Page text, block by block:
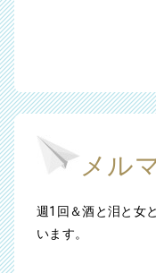
メル
週1回＆酒と泪と女
います。